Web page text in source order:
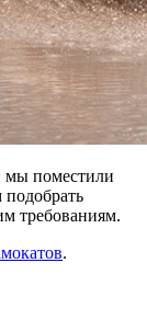
мы поместили
требованиям.
.